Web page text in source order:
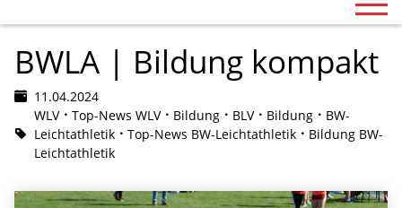
BWLA | Bildung kompakt
11.04.2024
WLV
Top-News WLV Bildung BLV Bildung
BW-
Leichtathletik
Top-News BW-Leichtathletik
Bildung BW-
Leichtathletik